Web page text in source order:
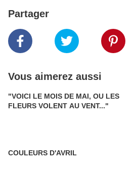
Partager
Vous aimerez aussi
"VOICI LE MOIS DE MAI, OU LES
FLEURS VOLENT AU VENT..."
COULEURS D'AVRIL